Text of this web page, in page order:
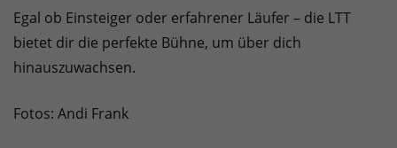
Egal ob Einsteiger oder erfahrener Läufer – die LTT
bietet dir die perfekte Bühne, um über dich
hinauszuwachsen.
Fotos: Andi Frank